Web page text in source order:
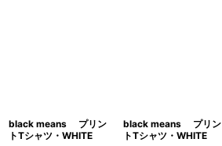
black means プリン
トTシャツ・WHITE
black means プリン
トTシャツ・WHITE